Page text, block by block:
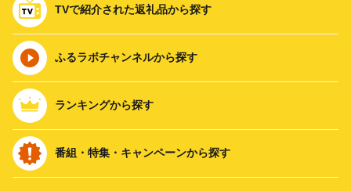
TVで紹介された返礼品から探す
ふるラボチャンネルから探す
ランキングから探す
番組・特集・キャンペーンから探す